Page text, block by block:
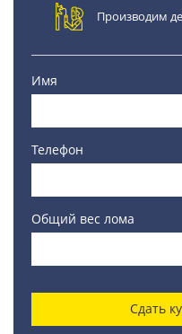
Производим
Имя
Телефон
Общий вес лома
Сдать